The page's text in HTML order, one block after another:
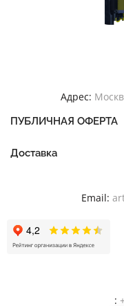
Адрес:
ПУБЛИЧНАЯ ОФЕРТА
Доставка
Email:
: